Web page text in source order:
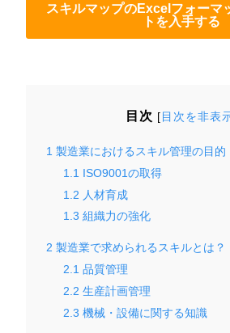
目次 [目次を非表
1 製造業におけるスキル管理の目的
1.1 ISO9001の取得
1.2 人材育成
1.3 組織力の強化
2 製造業で求められるスキルとは？
2.1 品質管理
2.2 生産計画管理
2.3 機械・設備に関する知識